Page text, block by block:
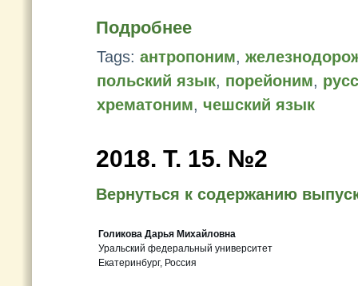
Подробнее
Tags: антропоним,
польский язык, порейоним,
хрематоним, чешский язык
2018. Т. 15. №2
Вернуться к содержанию
Голикова Дарья Михайловна
Уральский федеральный университет
Екатеринбург, Россия